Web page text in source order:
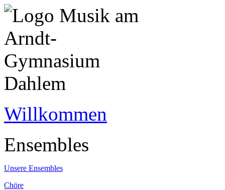
Willkommen
Ensembles
Unsere Ensembles
Chöre